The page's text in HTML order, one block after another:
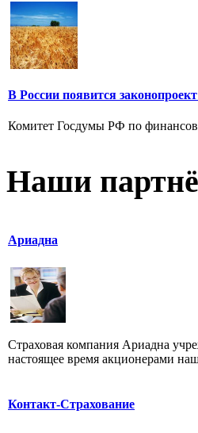
В России появится
Комитет Госдумы РФ по
Наши
Ариадна
Страховая компания Ариадна
настоящее время акционерами
Контакт-Страхование